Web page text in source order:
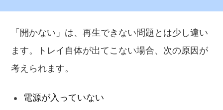
「開かない」は、再生できない問題とは少し違い
ます。トレイ自体が出てこない場合、次の原因が
考えられます。
電源が入っていない